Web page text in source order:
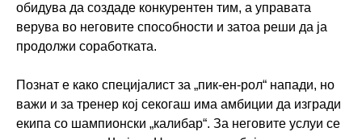
обидува да создаде конкурентен тим, а управата
верува во неговите способности и затоа реши да ја
продолжи соработката.
Познат е како специјалист за „пик-ен-рол“ напади, но
важи и за тренер кој секогаш има амбиции да изгради
екипа со шампионски „калибар“. За неговите услуи се